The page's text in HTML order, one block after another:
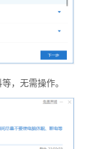
，无需操作。